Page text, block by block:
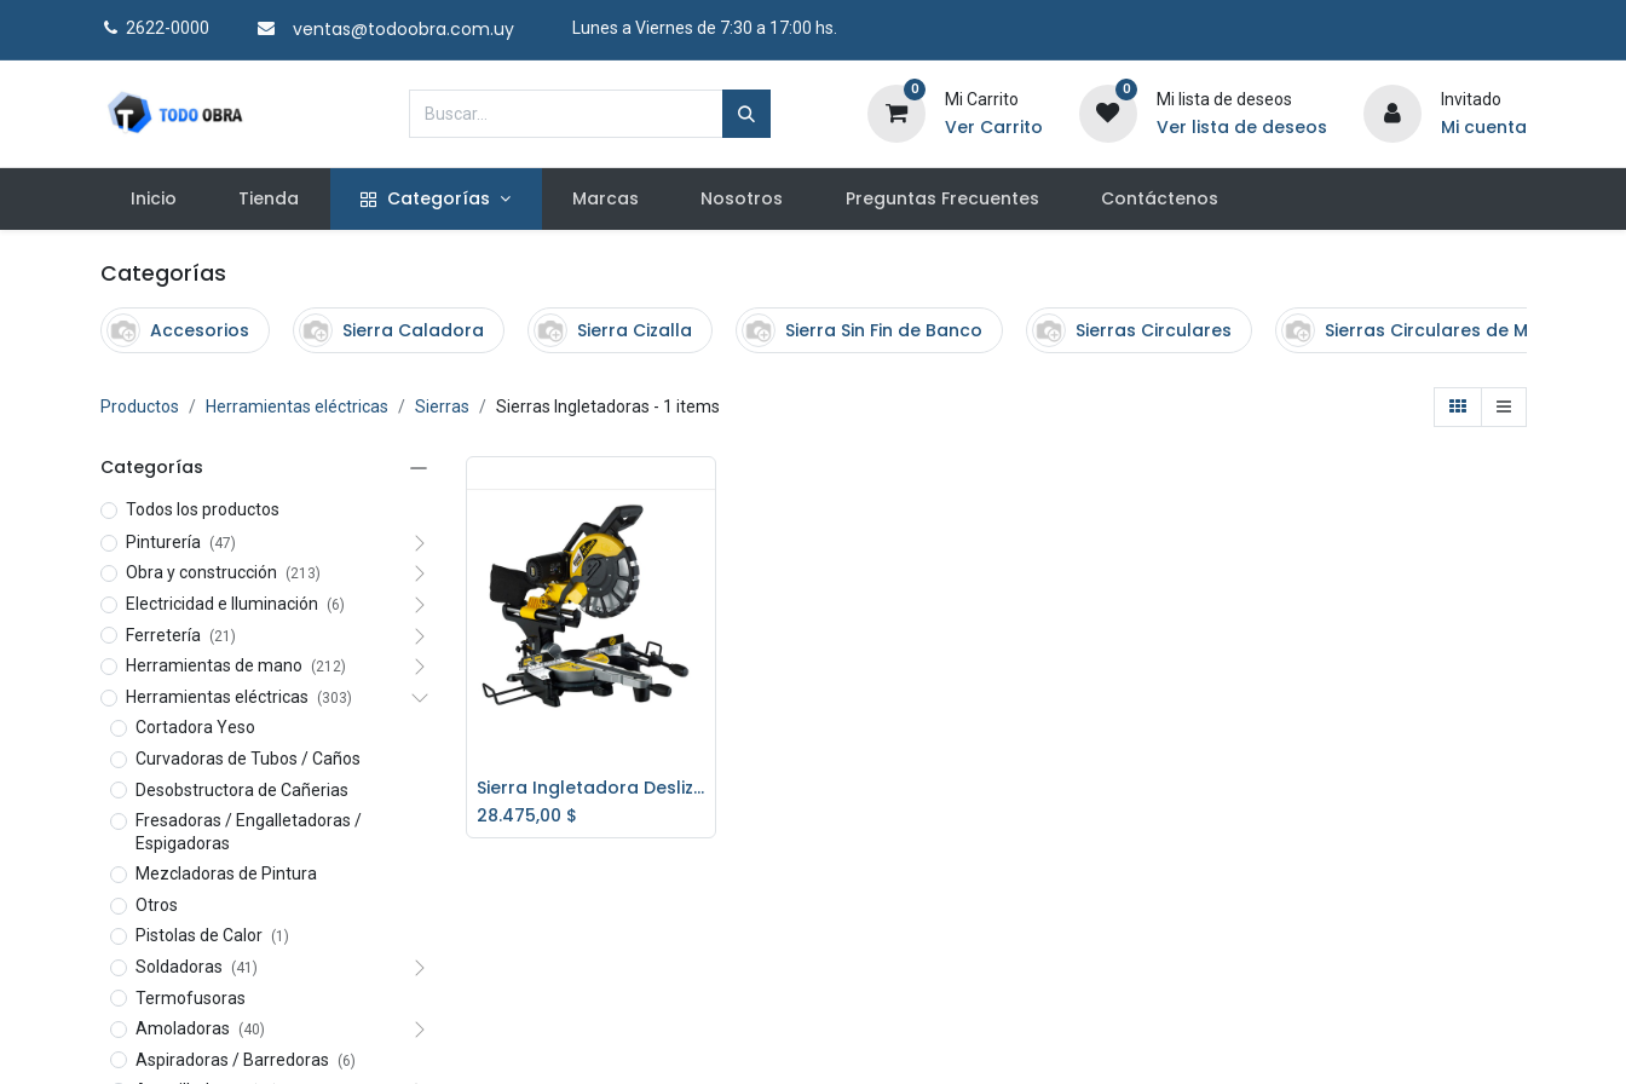
2622-0000​ ventas@todoobra.com.uy ​ Lunes a Viernes de 7:30 a 17:00 hs.
0
Mi Carrito
Ver Carrito
0
Mi lista de deseos
Ver lista de deseos
Invitado
Mi cuenta
Inicio Tienda Categorías Marcas Nosotros Preguntas Frecuentes Contáctenos
Categorías
Accesorios Sierra Caladora Sierra Cizalla Sierra Sin Fin de Banco Sierras Circulares Sierras Circulares de Mesa
Productos Herramientas eléctricas Sierras Sierras Ingletadoras - 1 items
Categorías
Todos los productos
Pinturería
(47)
Obra y construcción (213)
Electricidad e Iluminación (6)
Ferretería (21)
Herramientas de mano (212)
Herramientas eléctricas (303)
Cortadora Yeso
Curvadoras de Tubos / Caños
Desobstructora de Cañerias
Fresadoras / Engalletadoras /
Espigadoras
Mezcladoras de Pintura
Otros
Pistolas de Calor
(1)
Soldadoras (41)
Termofusoras
Amoladoras
(40)
Aspiradoras / Barredoras (6)
Agregar al carrito
Sierra Ingletadora Desliz. 12" FEMI 100% Italiana TR1030DB
28.475,00 $